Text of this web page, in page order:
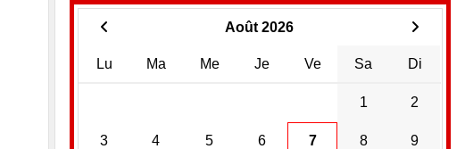
Août 2026
Lu Ma Me Je Ve Sa Di
1 2
3 4 5 6 7 8 9